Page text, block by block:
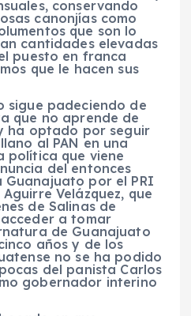
conservando
canonjías como
que son lo
cantidades elevadas
puesto en franca
que le hacen sus
sigue padeciendo de
que no aprende de
ha optado por seguir
al PAN en una
política que viene
del entonces
por el PRI
Velázquez, que
de Salinas de
a tomar
de Guanajuato
años y de los
no se ha podido
del panista Carlos
gobernador interino